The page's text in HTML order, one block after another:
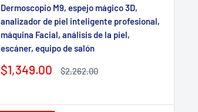
Dermoscopio M9, espejo mágico 3D,
analizador de piel inteligente profesional,
máquina Facial, análisis de la piel,
escáner, equipo de salón
Precio
$1,349.00
Precio
$2,262.00